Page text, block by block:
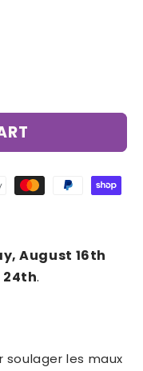
August 16th
24th.
les maux